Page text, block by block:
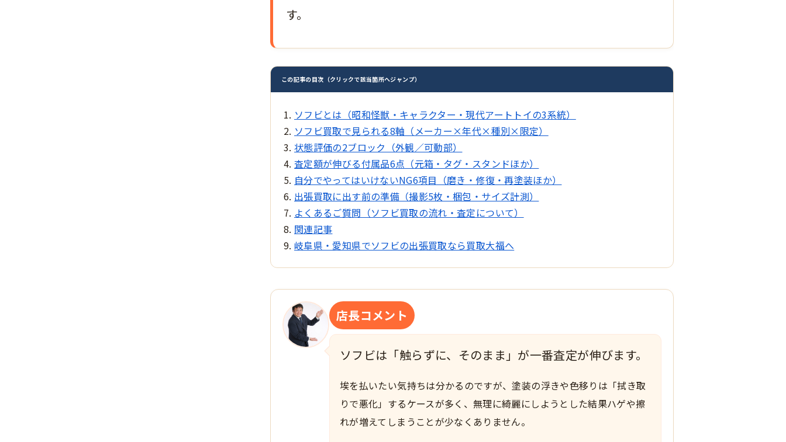
す。
この記事の目次（クリックで該当箇所へジャンプ）
ソフビとは（昭和怪獣・キャラクター・現代アートトイの3系統）
ソフビ買取で見られる8軸（メーカー×年代×種別×限定）
状態評価の2ブロック（外観／可動部）
査定額が伸びる付属品6点（元箱・タグ・スタンドほか）
自分でやってはいけないNG6項目（磨き・修復・再塗装ほか）
出張買取に出す前の準備（撮影5枚・梱包・サイズ計測）
よくあるご質問（ソフビ買取の流れ・査定について）
関連記事
岐阜県・愛知県でソフビの出張買取なら買取大福へ
店長コメント
ソフビは「触らずに、そのまま」が一番査定が伸びます。
埃を払いたい気持ちは分かるのですが、塗装の浮きや色移りは「拭き取
りで悪化」するケースが多く、無理に綺麗にしようとした結果ハゲや擦
れが増えてしまうことが少なくありません。